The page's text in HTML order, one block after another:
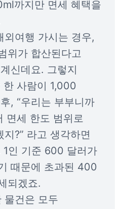
까지만 면세 혜택을
여행 가시는 경우,
위가 합산된다고
신데요. 그렇지
한 사람이 1,000
, “우리는 부부니까
면세 한도 범위로
?” 라고 생각하면
1인 기준 600 달러가
때문에 초과된 400
되겠죠.
건은 모두